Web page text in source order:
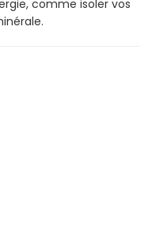
comme isoler vos